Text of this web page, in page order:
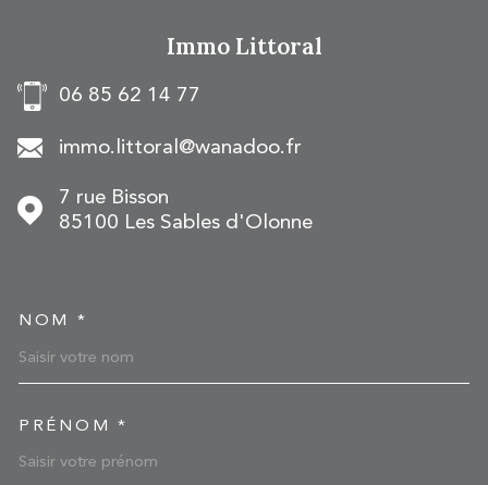
Immo Littoral
06 85 62 14 77
immo.littoral@wanadoo.fr
7 rue Bisson
85100
Les Sables d'Olonne
NOM *
PRÉNOM *